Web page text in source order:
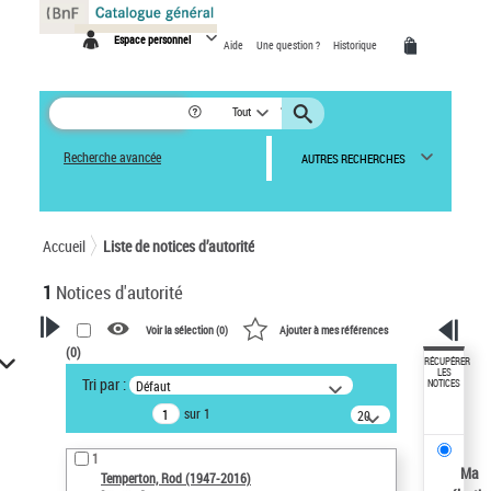
Espace personnel Aide Une question ? Historique
Tout
Recherche avancée AUTRES RECHERCHES
Accueil Liste de notices d’autorité
1 Notices d'autorité
VOTRE RECHERCHE
Recherche avancée dans les
notices d’autorité
Œuvres liées à l'auteur :
Temperton, Rod (1947-2016)
Voir la sélection (0) Ajouter à mes références
(0)
Tri par : Défaut
sur 1
20
résultats/page
1
Temperton, Rod (1947-2016)
RÉCUPÉRER
LES
NOTICES
Ma
Panneau de gestion des cookies